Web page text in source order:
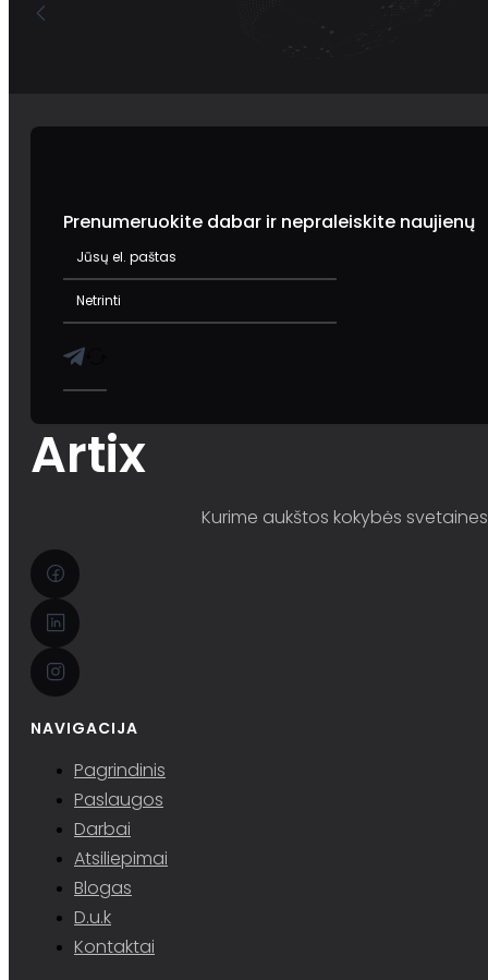
Prenumeruokite dabar ir nepraleiskite naujienų
Artix
Kurime aukštos kokybės
NAVIGACIJA
Pagrindinis
Paslaugos
Darbai
Atsiliepimai
Blogas
D.u.k
Kontaktai